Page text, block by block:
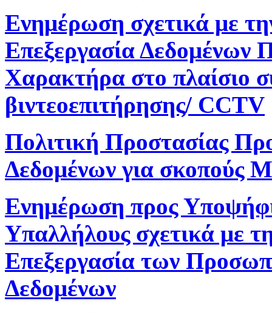
Ενημέρωση σχετικά με
Επεξεργασία Δεδομένων
Χαρακτήρα στο πλαίσιο
βιντεοεπιτήρησης/ CCTV
Πολιτική Προστασίας
Δεδομένων για σκοπούς
Ενημέρωση προς
Υπαλλήλους σχετικά με
Επεξεργασία των
Δεδομένων